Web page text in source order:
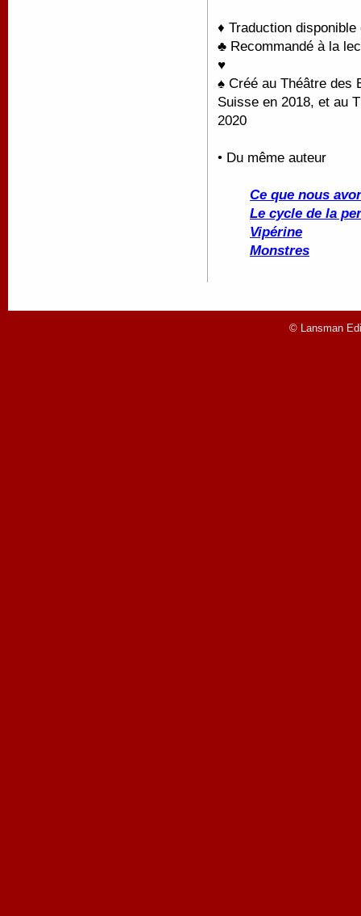
♦ Traduction
♣ Recommandé à la
♥
♠ Créé au Théâtre des
Suisse en 2018, et au
2020
• Du même auteur
Ce que nous
Le cycle de la
Vipérine
Monstres
© Lansman